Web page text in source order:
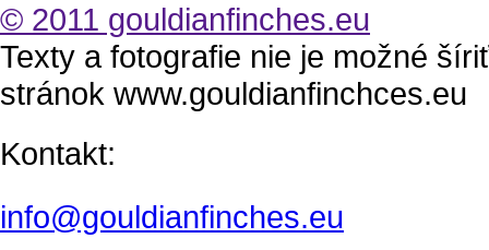
© 2011 gouldianfinches.eu
Texty a fotografie nie je možné
stránok www.gouldianfinchces.eu
Kontakt:
info@gouldianfinches.eu